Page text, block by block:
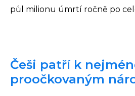
půl milionu úmrtí ročně po
Češi patří k
proočkovaným